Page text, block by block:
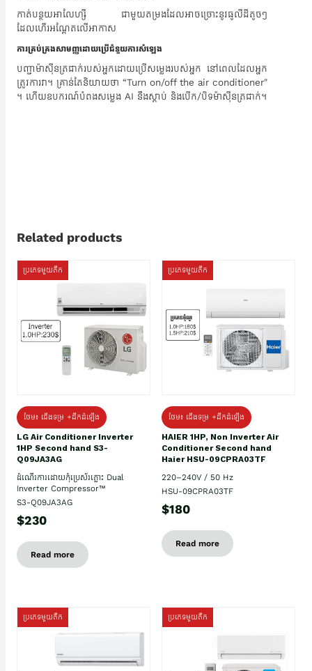
កាត់បន្ថយអាលែហ្សី ជាមួយតម្រងដែលអាចច្រោះនូវធូលីដីតូចៗ
ដែលហើរអណ្តែតលើអាកាស
ការគ្រប់គ្រងសាមញ្ញដោយប្រើជំនួយការសំឡេង
បញ្ជាម៉ាស៊ីនត្រជាក់របស់អ្នកដោយប្រើសម្លេងរបស់អ្នក នៅពេលដែលអ្នក
ត្រូវការវា។ គ្រាន់តែនិយាយថា “Turn on/off the air conditioner"
។ ហើយឧបករណ៍បំពងសម្លេង AI នឹងស្តាប់ និងបើក/បិទម៉ាស៊ីនត្រជាក់។
Related products
ប្រភេទមួយតឹក
ថែម៖ ជើងទម្រ +ដឹកដំឡើង
LG Air Conditioner Inverter
1HP Second hand S3-
Q09JA3AG
ដំណើរការដោយកុំប្រេស័រភ្លោះ Dual
Inverter Compressor™
S3-Q09JA3AG
$230
Read more
ប្រភេទមួយតឹក
ថែម៖ ជើងទម្រ +ដឹកដំឡើង
HAIER 1HP, Non Inverter Air
Conditioner Second hand
Haier HSU-09CPRA03TF
220–240V / 50 Hz
HSU-09CPRA03TF
$180
Read more
ប្រភេទមួយតឹក ប្រភេទមួយតឹក